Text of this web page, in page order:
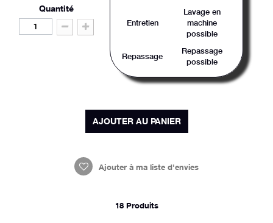
Quantité
Entretien
Lavage en
machine
possible
Repassage
Repassage
possible
AJOUTER AU PANIER
Ajouter à ma liste d'envies
18 Produits